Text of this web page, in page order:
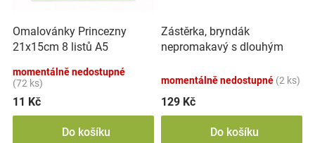
Omalovánky Princezny
21x15cm 8 listů A5
momentálně nedostupné
(72 ks)
11 Kč
Do košíku
Zástěrka, bryndák
nepromakavý s dlouhým
momentálně nedostupné (2 ks)
129 Kč
Do košíku